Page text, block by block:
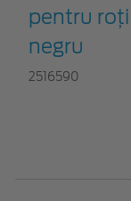
pentru
negru
2516590